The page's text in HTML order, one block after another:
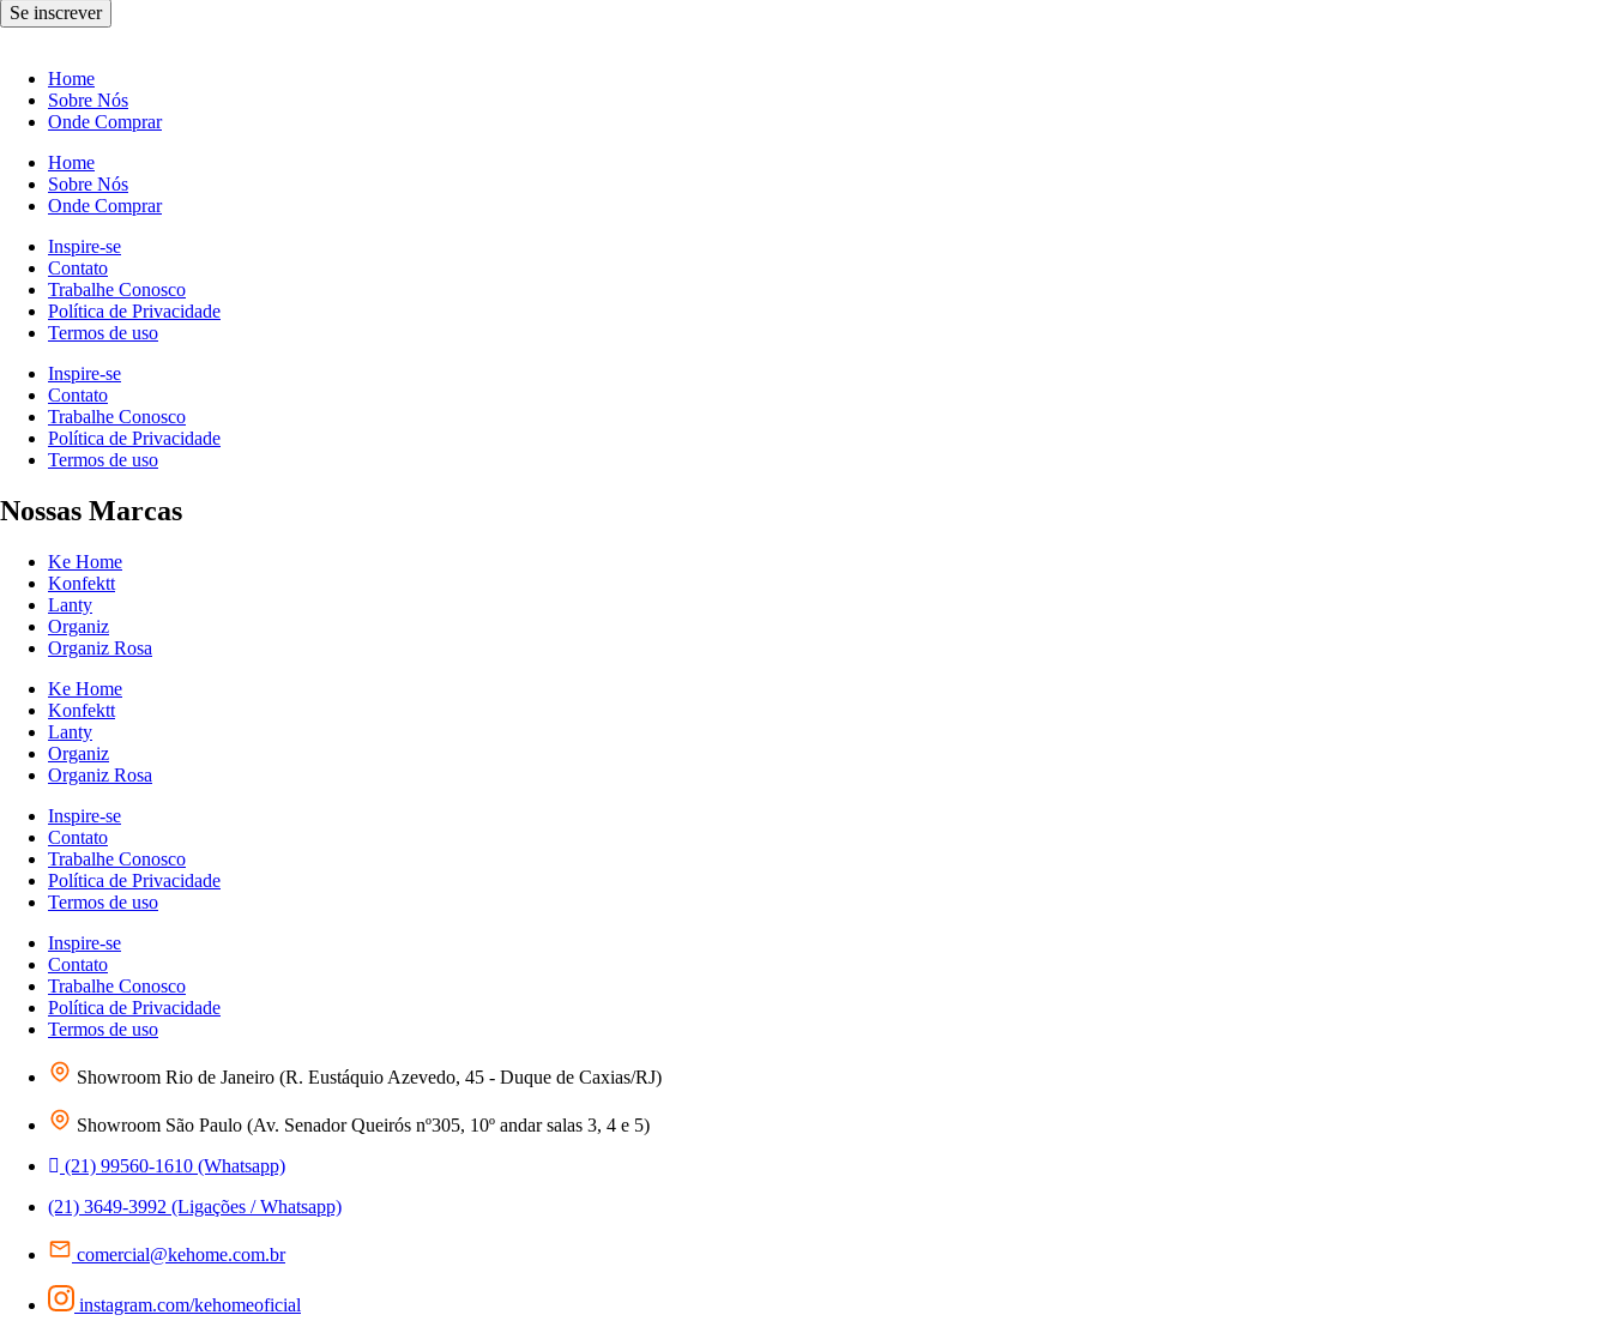
Se inscrever
Home
Sobre Nós
Onde Comprar
Home
Sobre Nós
Onde Comprar
Inspire-se
Contato
Trabalhe Conosco
Política de Privacidade
Termos de uso
Inspire-se
Contato
Trabalhe Conosco
Política de Privacidade
Termos de uso
Nossas Marcas
Ke Home
Konfektt
Lanty
Organiz
Organiz Rosa
Ke Home
Konfektt
Lanty
Organiz
Organiz Rosa
Inspire-se
Contato
Trabalhe Conosco
Política de Privacidade
Termos de uso
Inspire-se
Contato
Trabalhe Conosco
Política de Privacidade
Termos de uso
Showroom Rio de Janeiro (R. Eustáquio Azevedo, 45 - Duque de Caxias/RJ)
Showroom São Paulo (Av. Senador Queirós nº305, 10º andar salas 3, 4 e 5)
(21) 99560-1610 (Whatsapp)
(21) 3649-3992 (Ligações / Whatsapp)
comercial@kehome.com.br
instagram.com/kehomeoficial